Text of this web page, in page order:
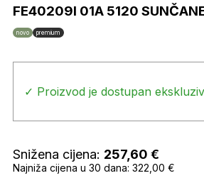
FE40209I 01A 5120
novo premium
✓ Proizvod je dostupan
Snižena cijena: 257,60 €
Najniža cijena u 30 dana: 322,00 €